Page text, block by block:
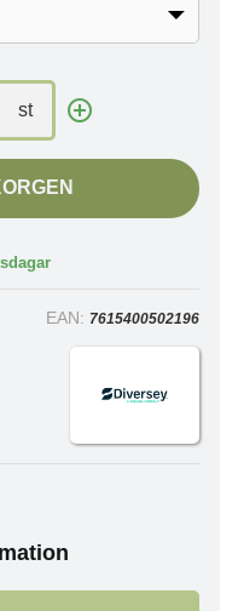
st
EAN: 7615400502196